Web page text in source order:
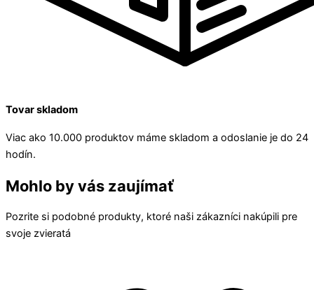
Tovar skladom
Viac ako 10.000 produktov máme skladom a odoslanie je do 24
hodín.
Mohlo by vás zaujímať
Pozrite si podobné produkty, ktoré naši zákazníci nakúpili pre
svoje zvieratá